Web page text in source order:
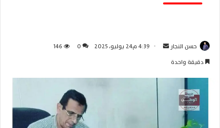
حسن النجار 4:39 م24 يوليو، 2025 0
146
دقيقة واحدة